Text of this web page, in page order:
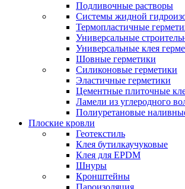
Подливочные растворы
Системы жидной
Термопластичные
Универсальные
Универсальные клея
Шовные герметики
Силиконовые герметики
Эластичные герметики
Цементные плиточные
Ламели из углеродного
Полиуретановые
Плоские кровли
Геотекстиль
Клея бутилкаучуковые
Клея для EPDM
Шнуры
Кронштейны
Пароизоляция